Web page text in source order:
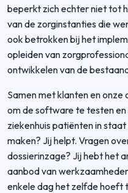
beperkt zich echter niet tot
van de zorginstanties die
ook betrokken bij het
opleiden van
ontwikkelen van de
Samen met klanten en
om de software te testen
ziekenhuis patiënten in
maken? Jij helpt. Vragen
dossierinzage? Jij hebt het
aanbod van
enkele dag het zelfde hoeft